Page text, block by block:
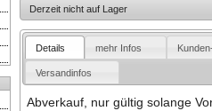
Derzeit nicht auf Lager
Details mehr Infos
Versandinfos
Abverkauf, nur gültig solange